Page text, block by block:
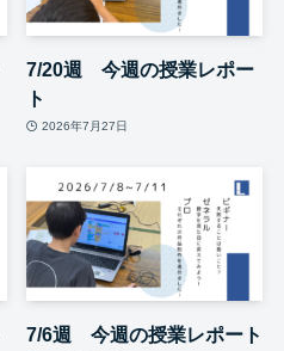
7/20週 今週の授業レポー
ト
2026年7月27日
7/6週 今週の授業レポート